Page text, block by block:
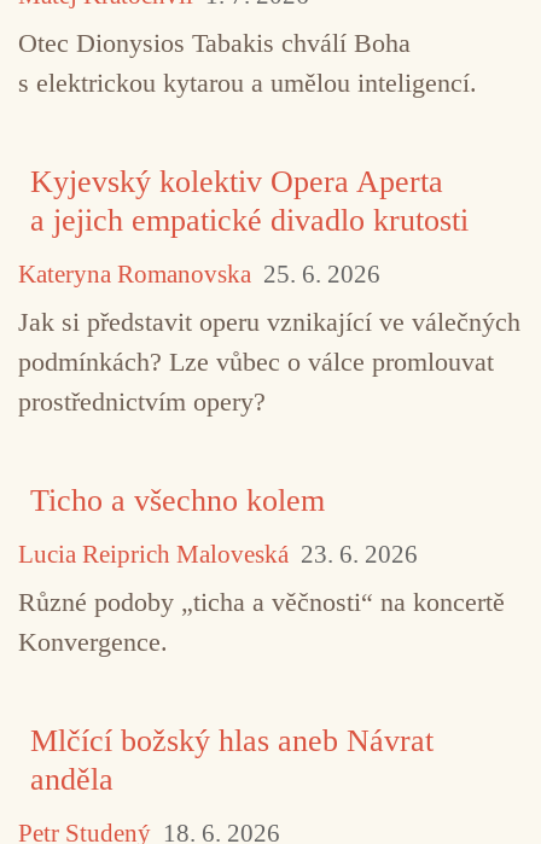
Otec Dionysios Tabakis chválí Boha
s elektrickou kytarou a umělou inteligencí.
Kyjevský kolektiv Opera Aperta
a jejich empatické divadlo krutosti
Kateryna Romanovska 25. 6. 2026
Jak si představit operu vznikající ve válečných
podmínkách? Lze vůbec o válce promlouvat
prostřednictvím opery?
Ticho a všechno kolem
Lucia Reiprich Maloveská 23. 6. 2026
Různé podoby „ticha a věčnosti“ na koncertě
Konvergence.
Mlčící božský hlas aneb Návrat
anděla
Petr Studený 18. 6. 2026